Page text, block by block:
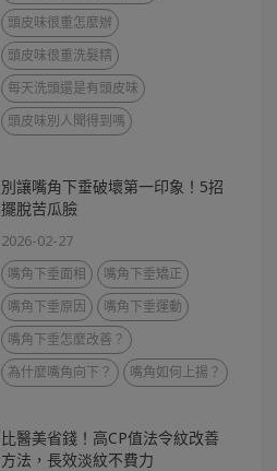
頭皮味很重怎麼辦
頭皮味很重洗髮精
每天洗頭還是有頭皮味
頭皮味別人聞得到嗎
別讓嘴角下垂破壞第一印象！5招
擺脫苦瓜臉
2026-02-27
嘴角下垂面相
嘴角下垂矯正
嘴角下垂原因
嘴角下垂運動
嘴角下垂怎麼改善？
為什麼嘴角向下？
嘴角如何上揚？
比醫美省錢！高CP值法令紋改善
方法，長效淡紋不費力